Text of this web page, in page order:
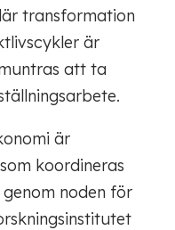
transformation
är
att ta
är
koordineras
noden för